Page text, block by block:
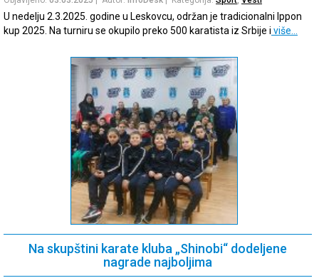
U nedelju 2.3.2025. godine u Leskovcu, održan je tradicionalni Ippon
kup 2025. Na turniru se okupilo preko 500 karatista iz Srbije i više…
Na skupštini karate kluba „Shinobi“ dodeljene
nagrade najboljima